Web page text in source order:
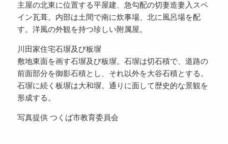
主屋の北東に位置する平屋建、急勾配の切妻造妻入スペ
イン瓦葺。内部は土間で南に炊事場、北に風呂場を配
す。洋風の外観を持つ珍しい附属屋。
川田家住宅石塀及び板塀
敷地東面を画す石塀及び板塀。石塀は切石積で、道路の
前面部分を御影石積とし、それ以外を大谷石積とする。
石塀に続く板塀は大和塀。通りに面して歴史的な景観を
形成する。
写真提供 つくば市教育委員会